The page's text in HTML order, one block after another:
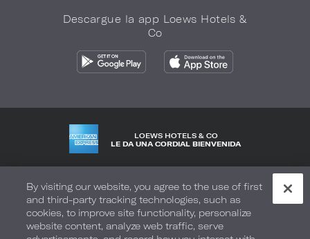
Descargue la app Loews Hotels &
Co
LOEWS HOTELS & CO
LE DA UNA CORDIAL BIENVENIDA
Seguridad y bienestar Términos de Uso Accesibilidad
Mapa del sitio Sus opciones de privacidad
By visiting our website, you agree to the use of first
and third-party tracking technologies, such as
cookies, to improve site functionality, personalize
website content, analyze web traffic, serve